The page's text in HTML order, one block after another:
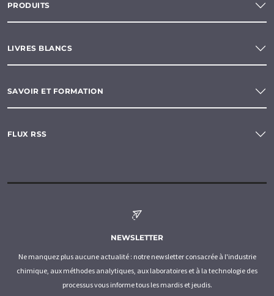
PRODUITS
LIVRES BLANCS
SAVOIR ET FORMATION
FLUX RSS
NEWSLETTER
Ne manquez plus aucune actualité : notre newsletter consacrée à l'industrie
chimique, aux méthodes analytiques, aux laboratoires et à la technologie des
processus vous informe tous les mardis et jeudis.